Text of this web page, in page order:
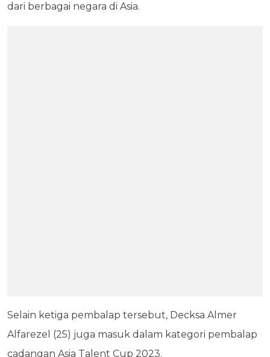
dari berbagai negara di Asia.
Selain ketiga pembalap tersebut, Decksa Almer
Alfarezel (25) juga masuk dalam kategori pembalap
cadangan Asia Talent Cup 2023.